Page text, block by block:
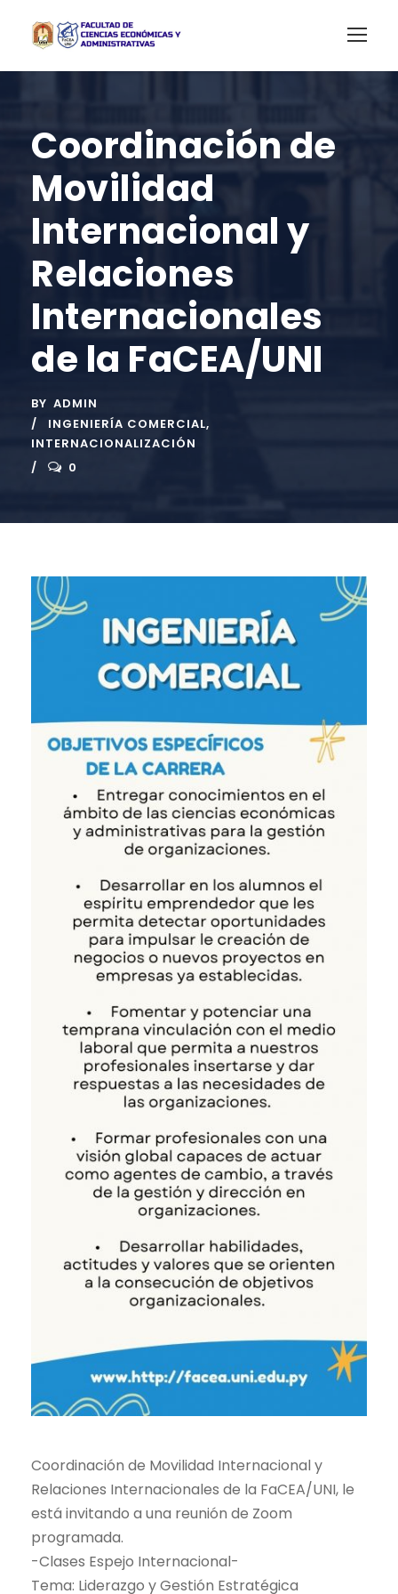
Coordinación de
Movilidad
Internacional y
Relaciones
Internacionales
de la FaCEA/UNI
BY ADMIN
INGENIERÍA COMERCIAL,
INTERNACIONALIZACIÓN
0
Coordinación de Movilidad Internacional y
Relaciones Internacionales de la FaCEA/UNI, le
está invitando a una reunión de Zoom
programada.
-Clases Espejo Internacional-
Tema: Liderazgo y Gestión Estratégica